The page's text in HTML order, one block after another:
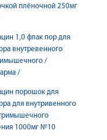
плёночной 250мг
1,0 флак пор для
внутревенного
/
/
порошок для
для внутривенного
1000мг №10